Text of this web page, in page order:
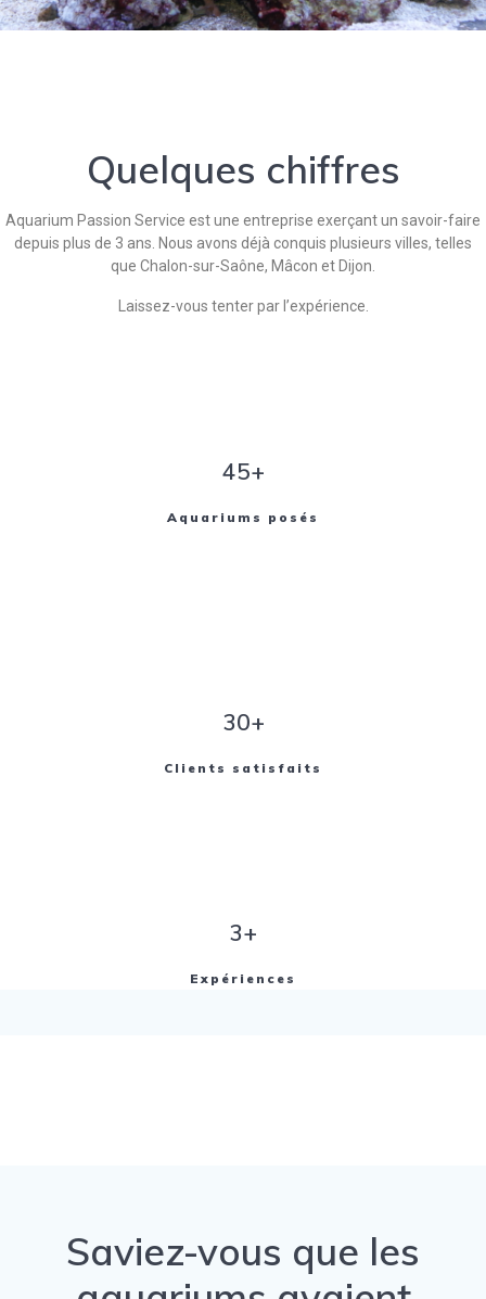
Quelques chiffres
Aquarium Passion Service est une entreprise exerçant un savoir-faire
depuis plus de 3 ans. Nous avons déjà conquis plusieurs villes, telles
que Chalon-sur-Saône, Mâcon et Dijon.
Laissez-vous tenter par l’expérience.
45+
Aquariums posés
30+
Clients satisfaits
3+
Expériences
Saviez-vous que les